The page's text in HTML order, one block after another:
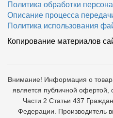
Политика обработки
Описание процесса
Политика использования
Копирование материалов
Внимание! Информация о
является публичной
Части 2 Статьи 437
Федерации. Производитель